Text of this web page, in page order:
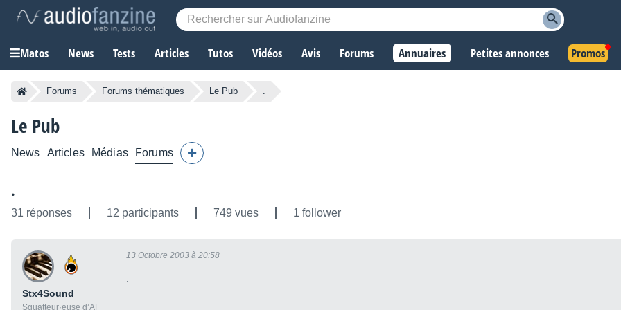
Matos News Tests Articles Tutos Vidéos Avis Forums Annuaires Petites annonces Promos
Forums Forums thématiques Le Pub .
Le Pub
News Articles Médias Forums
.
31 réponses 12 participants 749 vues 1 follower
Stx4Sound
Squatteur·euse d’AF
13 Octobre 2003 à 20:58
.